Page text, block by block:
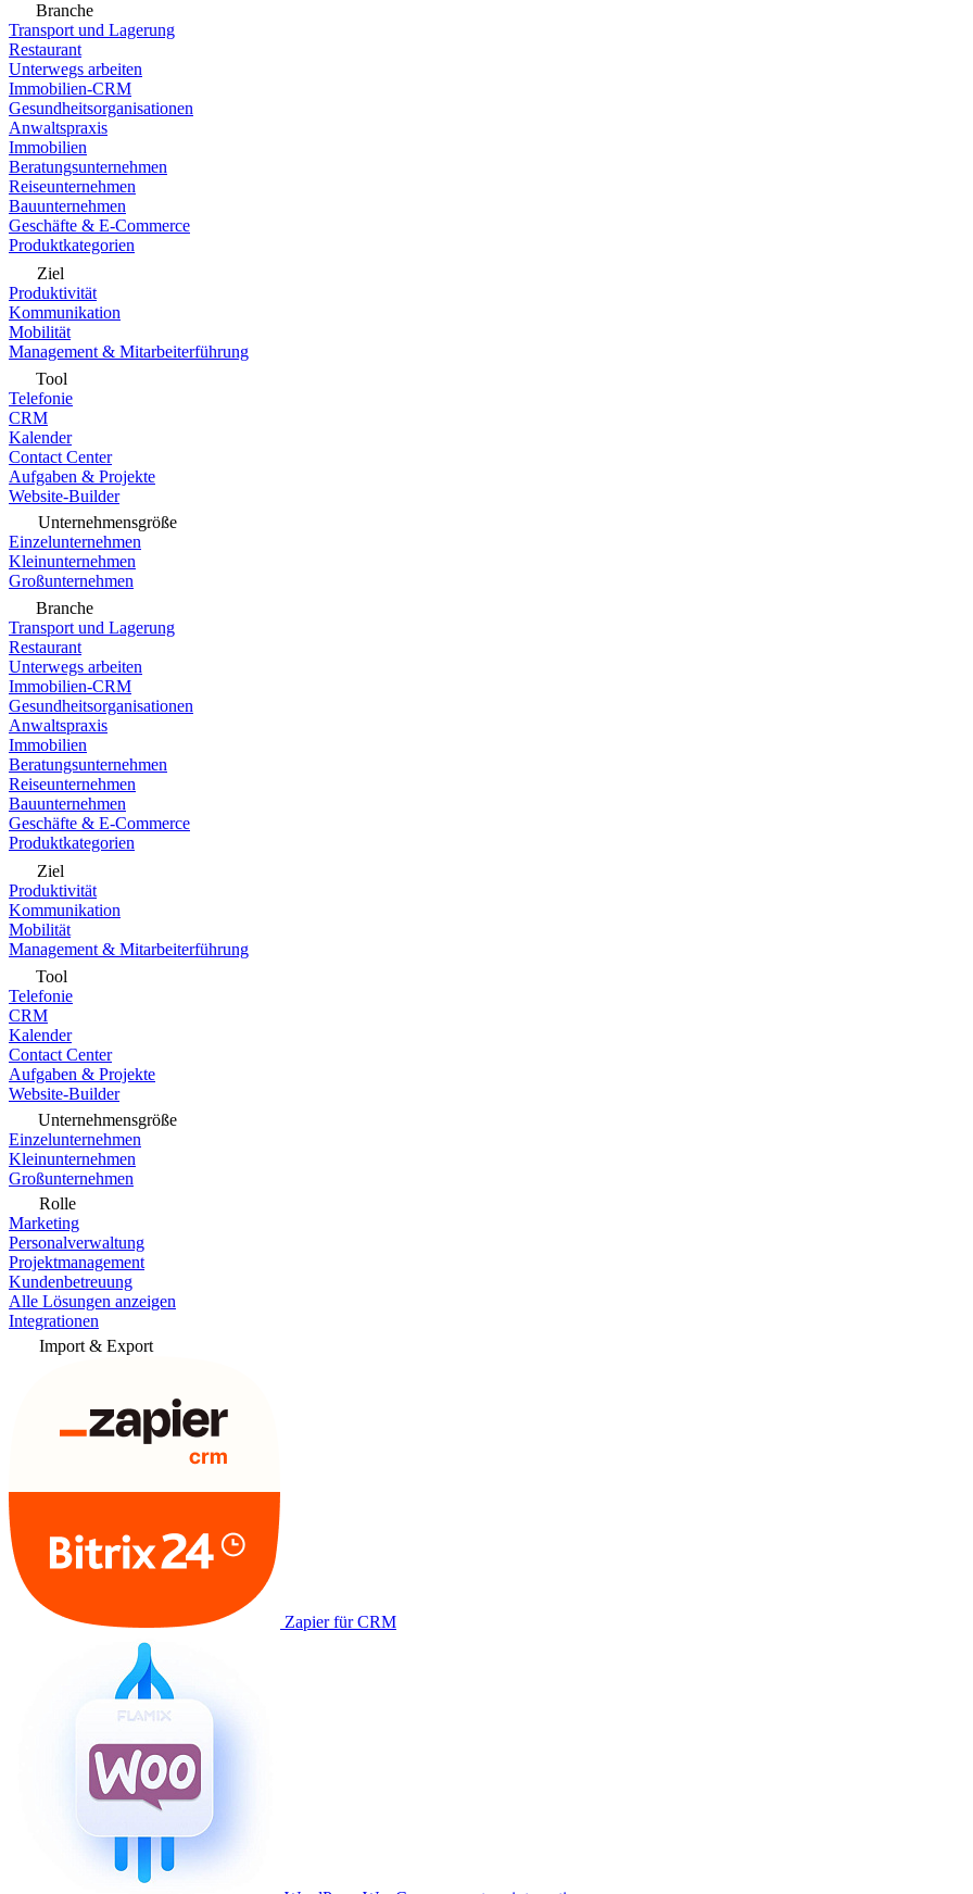
Branche
Transport und Lagerung
Restaurant
Unterwegs arbeiten
Immobilien-CRM
Gesundheitsorganisationen
Anwaltspraxis
Immobilien
Beratungsunternehmen
Reiseunternehmen
Bauunternehmen
Geschäfte & E-Commerce
Produktkategorien
Ziel
Produktivität
Kommunikation
Mobilität
Management & Mitarbeiterführung
Tool
Telefonie
CRM
Kalender
Contact Center
Aufgaben & Projekte
Website-Builder
Unternehmensgröße
Einzelunternehmen
Kleinunternehmen
Großunternehmen
Branche
Transport und Lagerung
Restaurant
Unterwegs arbeiten
Immobilien-CRM
Gesundheitsorganisationen
Anwaltspraxis
Immobilien
Beratungsunternehmen
Reiseunternehmen
Bauunternehmen
Geschäfte & E-Commerce
Produktkategorien
Ziel
Produktivität
Kommunikation
Mobilität
Management & Mitarbeiterführung
Tool
Telefonie
CRM
Kalender
Contact Center
Aufgaben & Projekte
Website-Builder
Unternehmensgröße
Einzelunternehmen
Kleinunternehmen
Großunternehmen
Rolle
Marketing
Personalverwaltung
Projektmanagement
Kundenbetreuung
Alle Lösungen anzeigen
Integrationen
Import & Export
Zapier für CRM